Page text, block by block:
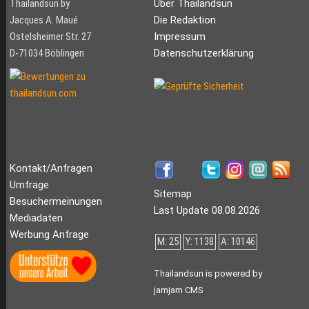
Thailandsun by
Jacques A. Maué
Ostelsheimer Str. 27
D-71034 Böblingen
Über Thailandsun
Die Redaktion
Impressum
Datenschutzerklärung
Kontakt/Anfragen
Umfrage
Besuchermeinungen
Mediadaten
Werbung Anfrage
Sitemap
Last Update 08.08.2026
M: 25 Y: 1138 A: 10146
Thailandsun is powered by
jamjam CMS